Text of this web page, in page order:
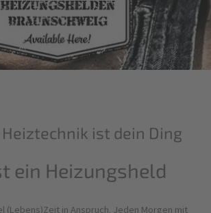
ist dein Ding
ein Heizungsheld
(Lebens)Zeit in Anspruch. Jeden Morgen mit